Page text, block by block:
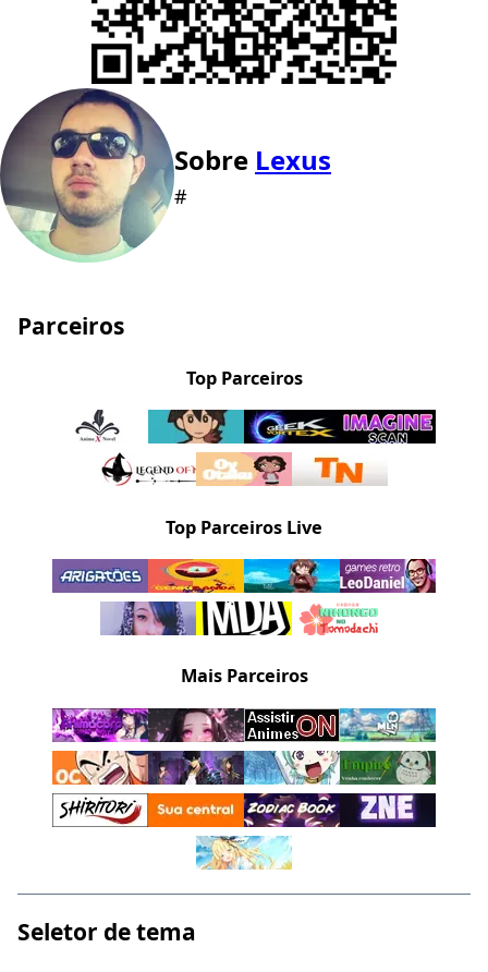
Sobre Lexus
#
Parceiros
Top Parceiros
Top Parceiros Live
Mais Parceiros
Seletor de tema